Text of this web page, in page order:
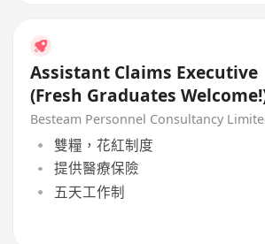
Assistant Claims Executive
(Fresh Graduates
18K
Besteam Personnel Consultancy
雙糧，花紅制度
提供醫療保險
五天工作制